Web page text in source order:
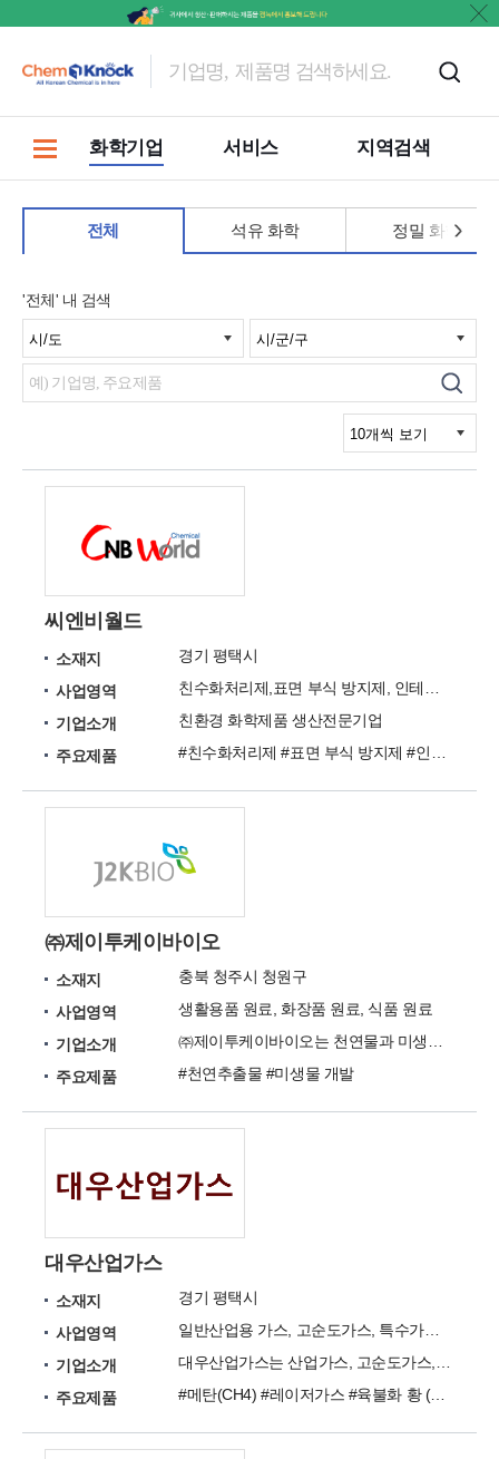
화학기업 서비스 지역검색
전체 석유 화학 정밀 화학
'전체' 내 검색
씨엔비월드
소재지
경기 평택시
사업영역
기업소개
친환경 화학제품 생산전문기업
주요제품
㈜제이투케이바이오
소재지
충북 청주시 청원구
사업영역
생활용품 원료, 화장품 원료, 식품 원료
기업소개
주요제품
#천연추출물 #미생물 개발
대우산업가스
소재지
경기 평택시
사업영역
기업소개
주요제품
#메탄(CH4) #레이저가스 #육불화 황 (SF6) #옥타플루오로시클로부탄 (C4F8) #트리플로오르화질소 (NF3) #고순도 질소 (N2) #프로필렌 (C3H6) #테트라플루오르메탄 (CF4)